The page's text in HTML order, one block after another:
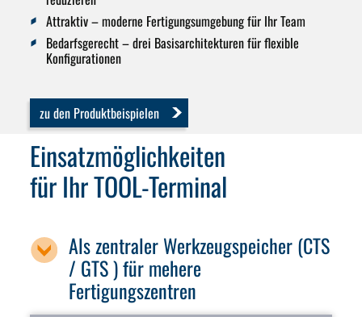
Attraktiv– moderne Fertigungsumgebung für Ihr Team
Bedarfsgerecht– drei Basisarchitekturen für flexible
Konfigurationen
zu den Produktbeispielen
Einsatzmöglichkeiten
für Ihr TOOL-Terminal
Als zentraler Werkzeugspeicher (CTS
/ GTS ) für mehere
Fertigungszentren